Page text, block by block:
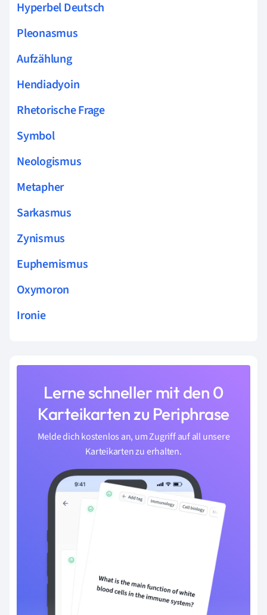
Hyperbel Deutsch
Pleonasmus
Aufzählung
Hendiadyoin
Rhetorische Frage
Symbol
Neologismus
Metapher
Sarkasmus
Zynismus
Euphemismus
Oxymoron
Ironie
Lerne schneller mit den 0
Karteikarten zu Periphrase
Melde dich kostenlos an, um Zugriff auf all unsere
Karteikarten zu erhalten.